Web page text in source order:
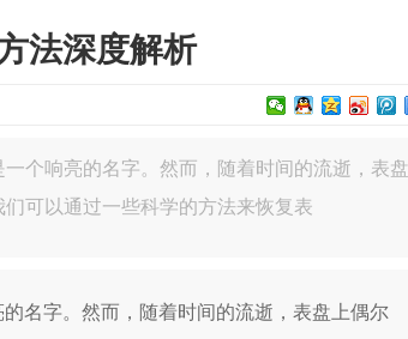
法深度解析
个响亮的名字。然而，随着时间的流逝，表盘
可以通过一些科学的方法来恢复表
名字。然而，随着时间的流逝，表盘上偶尔